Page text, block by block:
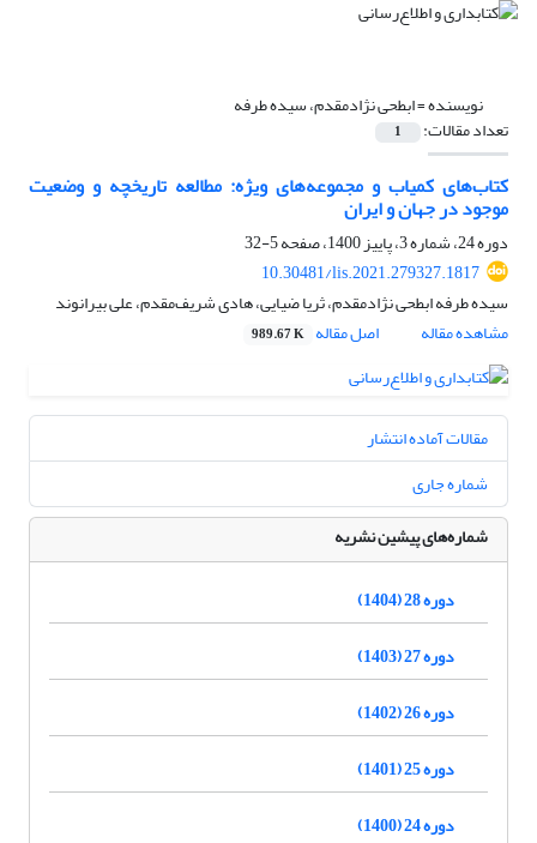
نویسنده =ابطحی نژادمقدم، سیده طرفه
تعداد مقالات: 1
کتاب‌های کمیاب و مجموعه‌های ویژه: مطالعه تاریخچه و وضعیت
موجود در جهان و ایران
دوره 24، شماره 3، پاییز 1400، صفحه
5-32
10.30481/lis.2021.279327.1817
سیده طرفه ابطحی نژادمقدم، ثریا ضیایی، هادی شریف‌مقدم، علی بیرانوند
مشاهده مقاله
اصل مقاله 989.67 K
مقالات آماده انتشار
شماره جاری
شماره‌های پیشین نشریه
دوره 28 (1404)
دوره 27 (1403)
دوره 26 (1402)
دوره 25 (1401)
دوره 24 (1400)